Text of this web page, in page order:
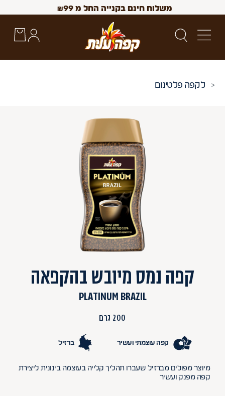
משלוח חינם בקנייה החל מ ₪99
Up and Down arrow keys to navigate search results.
קפה פלטינום
קפה נמס מיובש בהקפאה
PLATINUM BRAZIL
200 גרם
קפה עוצמתי ועשיר ברזיל
מיוצר מפולים מברזיל שעברו תהליך קלייה בעוצמה בינונית ליצירת
קפה מפנק ועשיר